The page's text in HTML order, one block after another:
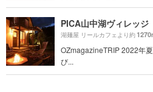
PICA山中湖ヴィレッジ
湖麺屋 リールカフェより約
OZmagazineTRIP 2022年
び...